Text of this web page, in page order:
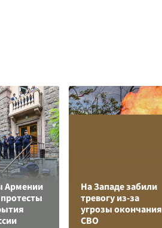
Армении
На Западе забили
тревогу из-за
угрозы окончания
СВО